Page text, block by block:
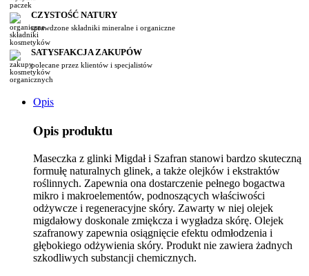
CZYSTOŚĆ NATURY
sprawdzone składniki mineralne i organiczne
SATYSFAKCJA ZAKUPÓW
polecane przez klientów i specjalistów
Opis
Opis produktu
Maseczka z glinki Migdał i Szafran stanowi bardzo skuteczną
formułę naturalnych glinek, a także olejków i ekstraktów
roślinnych. Zapewnia ona dostarczenie pełnego bogactwa
mikro i makroelementów, podnoszących właściwości
odżywcze i regeneracyjne skóry. Zawarty w niej olejek
migdałowy doskonale zmiękcza i wygładza skórę. Olejek
szafranowy zapewnia osiągnięcie efektu odmłodzenia i
głębokiego odżywienia skóry. Produkt nie zawiera żadnych
szkodliwych substancji chemicznych.